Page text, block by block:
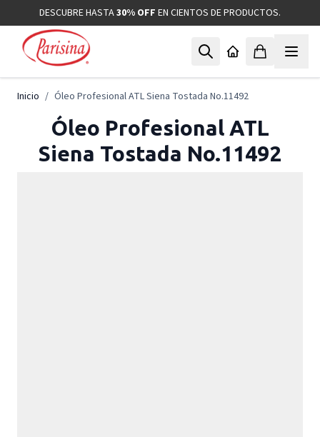
Ir al contenidoDESCUBRE HASTA30% OFF EN CIENTOS DE PRODUCTOS.
Inicio / Óleo Profesional ATL Siena Tostada No.11492
Óleo Profesional ATL
Siena Tostada No.11492